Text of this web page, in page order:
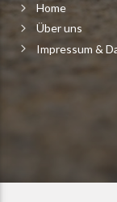
Home
Über uns
Impressum &